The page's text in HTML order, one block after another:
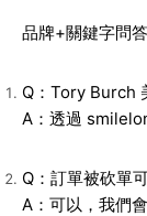
品牌+關鍵字問
Q：Tory Burch
A：透過
Q：訂單被砍單
A：可以，我們